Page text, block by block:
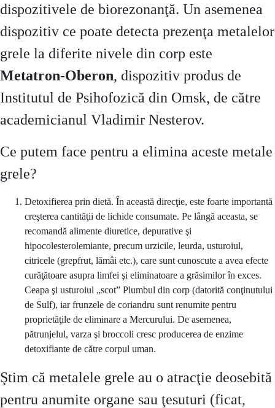
dispozitivele de biorezonanţă. Un asemenea
dispozitiv ce poate detecta prezenţa metalelor
grele la diferite nivele din corp este
Metatron-Oberon, dispozitiv produs de
Institutul de Psihofozică din Omsk, de către
academicianul Vladimir Nesterov.
Ce putem face pentru a elimina aceste metale
grele?
Detoxifierea prin dietă. În această direcţie, este foarte importantă
creşterea cantităţii de lichide consumate. Pe lângă aceasta, se
recomandă alimente diuretice, depurative şi
hipocolesterolemiante, precum urzicile, leurda, usturoiul,
citricele (grepfrut, lămâi etc.), care sunt cunoscute a avea efecte
curăţătoare asupra limfei şi eliminatoare a grăsimilor în exces.
Ceapa şi usturoiul „scot” Plumbul din corp (datorită conţinutului
de Sulf), iar frunzele de coriandru sunt renumite pentru
proprietăţile de eliminare a Mercurului. De asemenea,
pătrunjelul, varza şi broccoli cresc producerea de enzime
detoxifiante de către corpul uman.
Ştim că metalele grele au o atracţie deosebită
pentru anumite organe sau ţesuturi (ficat,